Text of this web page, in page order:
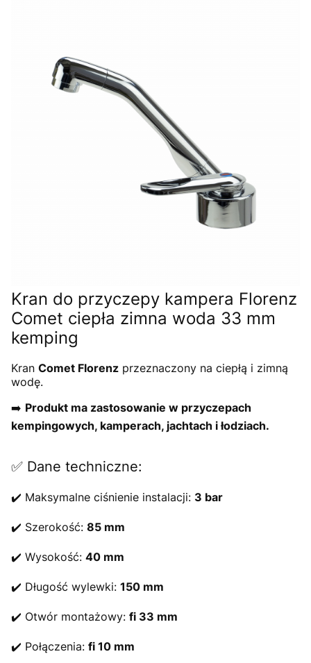
Kran do przyczepy kampera Florenz
Comet ciepła zimna woda 33 mm
kemping
Kran Comet Florenz przeznaczony na ciepłą i zimną
wodę.
➡️ Produkt ma zastosowanie w przyczepach
kempingowych, kamperach, jachtach i łodziach.
✅ Dane techniczne:
✔️ Maksymalne ciśnienie instalacji: 3 bar
✔️ Szerokość: 85 mm
✔️ Wysokość: 40 mm
✔️ Długość wylewki: 150 mm
✔️ Otwór montażowy: fi 33 mm
✔️ Połączenia: fi 10 mm